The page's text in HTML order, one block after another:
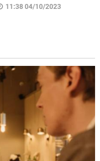
11:38 04/10/2023